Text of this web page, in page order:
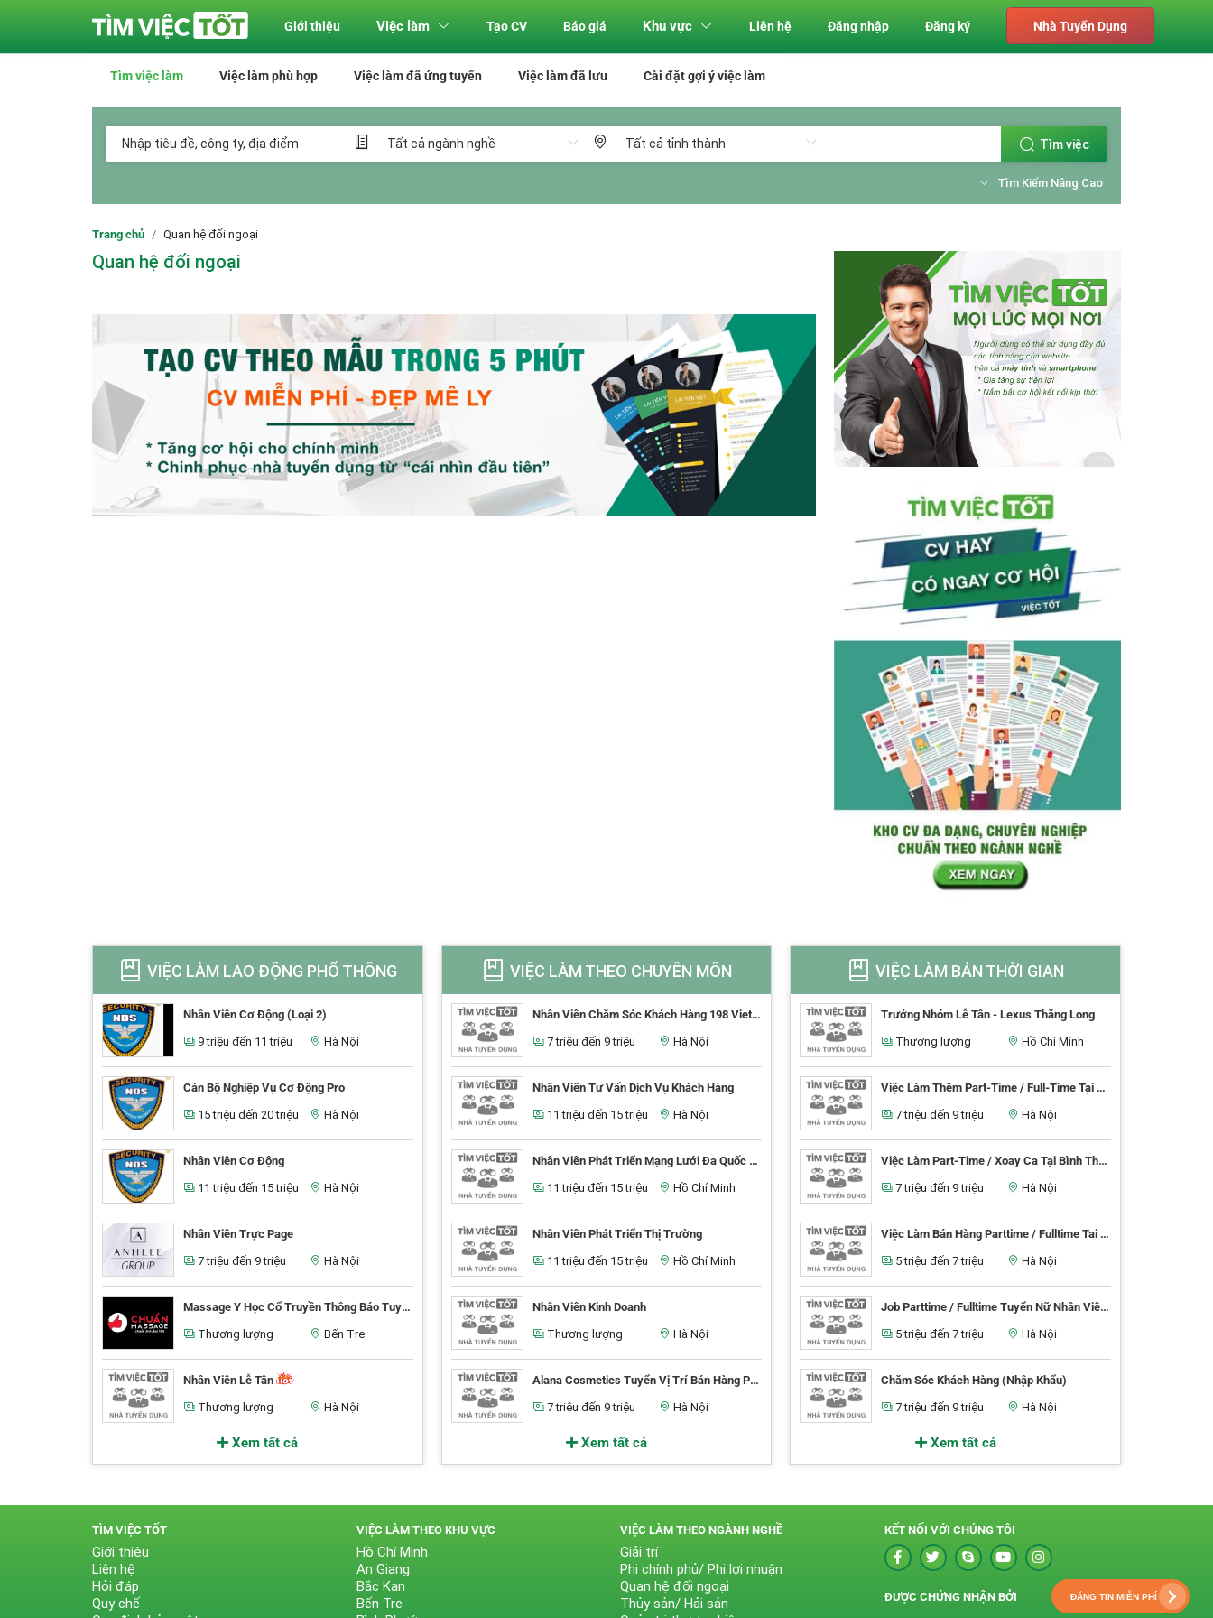
Giới thiệu Việc làm Tạo CV Báo giá Khu vực Liên hệ Đăng nhập Đăng ký Nhà Tuyển Dụng
Tìm việc làm Việc làm phù hợp Việc làm đã ứng tuyển Việc làm đã lưu Cài đặt gợi ý việc làm
Tìm việc
Tìm Kiếm Nâng Cao
Trang chủ Quan hệ đối ngoại
Quan hệ đối ngoại
VIỆC LÀM LAO ĐỘNG PHỔ THÔNG
Nhân Viên Cơ Động (Loại 2)
9 triệu đến 11 triệu
Hà Nội
Cán Bộ Nghiệp Vụ Cơ Động Pro
15 triệu đến 20 triệu
Hà Nội
Nhân Viên Cơ Động
11 triệu đến 15 triệu
Hà Nội
Nhân Viên Trực Page
7 triệu đến 9 triệu
Hà Nội
Massage Y Học Cổ Truyền Thông Báo Tuyển Nhân Viên Spa
Thương lượng
Bến Tre
Nhân Viên Lễ Tân
Thương lượng
Hà Nội
Xem tất cả
VIỆC LÀM THEO CHUYÊN MÔN
Nhân Viên Chăm Sóc Khách Hàng 198 Viettel (G3H)
7 triệu đến 9 triệu
Hà Nội
Nhân Viên Tư Vấn Dịch Vụ Khách Hàng
11 triệu đến 15 triệu
Hà Nội
Nhân Viên Phát Triển Mạng Lưới Đa Quốc Gia
11 triệu đến 15 triệu
Hồ Chí Minh
Nhân Viên Phát Triển Thị Trường
11 triệu đến 15 triệu
Hồ Chí Minh
Nhân Viên Kinh Doanh
Thương lượng
Hà Nội
Alana Cosmetics Tuyển Vị Trí Bán Hàng Parttime Không Yêu Cầu Kinh Nghiệm
7 triệu đến 9 triệu
Hà Nội
Xem tất cả
VIỆC LÀM BÁN THỜI GIAN
Trưởng Nhóm Lễ Tân - Lexus Thăng Long
Thương lượng
Hồ Chí Minh
Việc Làm Thêm Part-Time / Full-Time Tại Thủ Đức
7 triệu đến 9 triệu
Hà Nội
Việc Làm Part-Time / Xoay Ca Tại Bình Thạnh
7 triệu đến 9 triệu
Hà Nội
Việc Làm Bán Hàng Parttime / Fulltime Tai Store Quận 12 Tphcm
5 triệu đến 7 triệu
Hà Nội
Job Parttime / Fulltime Tuyển Nữ Nhân Viên Bán Hàng Tại Quận Gò Vấp
5 triệu đến 7 triệu
Hà Nội
Chăm Sóc Khách Hàng (Nhập Khẩu)
7 triệu đến 9 triệu
Hà Nội
Xem tất cả
ĐĂNG TIN MIỄN PHÍ
TÌM VIỆC TỐT
Giới thiệu
Liên hệ
Hỏi đáp
Quy chế
VIỆC LÀM THEO KHU VỰC
Hồ Chí Minh
An Giang
Bắc Kạn
Bến Tre
VIỆC LÀM THEO NGÀNH NGHỀ
Giải trí
Phi chính phủ/ Phi lợi nhuận
Quan hệ đối ngoại
Thủy sản/ Hải sản
KẾT NỐI VỚI CHÚNG TÔI
ĐƯỢC CHỨNG NHẬN BỞI